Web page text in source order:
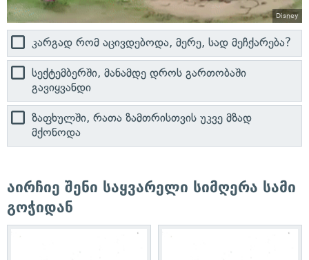
Disney
კარგად რომ აცივდებოდა, მერე, სად მეჩქარება?
სექტემბერში, მანამდე დროს გართობაში
გავიყვანდი
ზაფხულში, რათა ზამთრისთვის უკვე მზად
მქონოდა
აირჩიე შენი საყვარელი სიმღერა სამი
გოჭიდან